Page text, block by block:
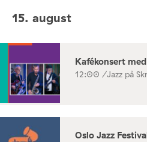
15. august
Kafékonsert
12:00 /Jazz på
Oslo Jazz